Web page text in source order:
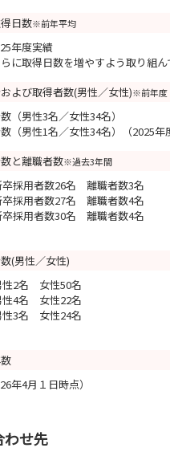
日数※前年平均
年度実績
に取得日数を増やすよう取り組ん
よび取得者数(男性／女性)※前年度
（男性3名／女性34名）
（男性1名／女性34名）（2025年
と離職者数※過去3年間
採用者数26名 離職者数3名
採用者数27名 離職者数4名
採用者数30名 離職者数4名
(男性／女性)
2名 女性50名
4名 女性22名
3名 女性24名
年4月１日時点）
わせ先